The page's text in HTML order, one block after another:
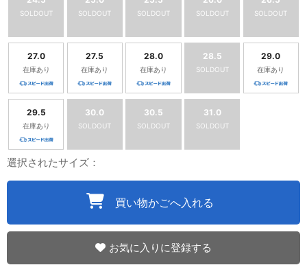
SOLDOUT SOLDOUT SOLDOUT SOLDOUT SOLDOUT
27.0
在庫あり
27.5
在庫あり
28.0
在庫あり
28.5
SOLDOUT
29.0
在庫あり
29.5
在庫あり
30.0
SOLDOUT
30.5
SOLDOUT
31.0
SOLDOUT
選択されたサイズ：
買い物かごへ入れる
お気に入りに登録する